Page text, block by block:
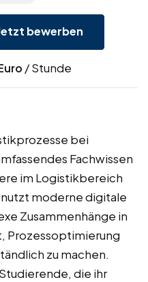
bewerben
/ Stunde
bei
Fachwissen
im Logistikbereich
moderne digitale
Zusammenhänge in
Prozessoptimierung
zu machen.
die ihr